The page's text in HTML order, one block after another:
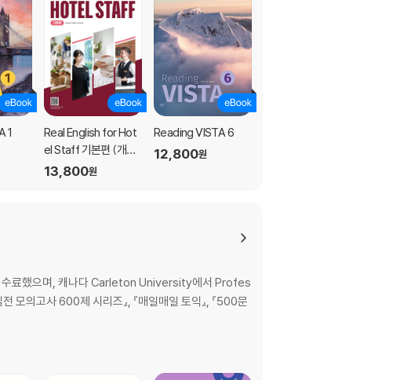
1
Real English for Hot
el Staff 기본편 (개정
판)
13,800원
Reading VISTA 6
12,800원
수료했으며, 캐나다 Carleton University에서 Profes
의고사 600제 시리즈』, 『매일매일 토익』, 『500문